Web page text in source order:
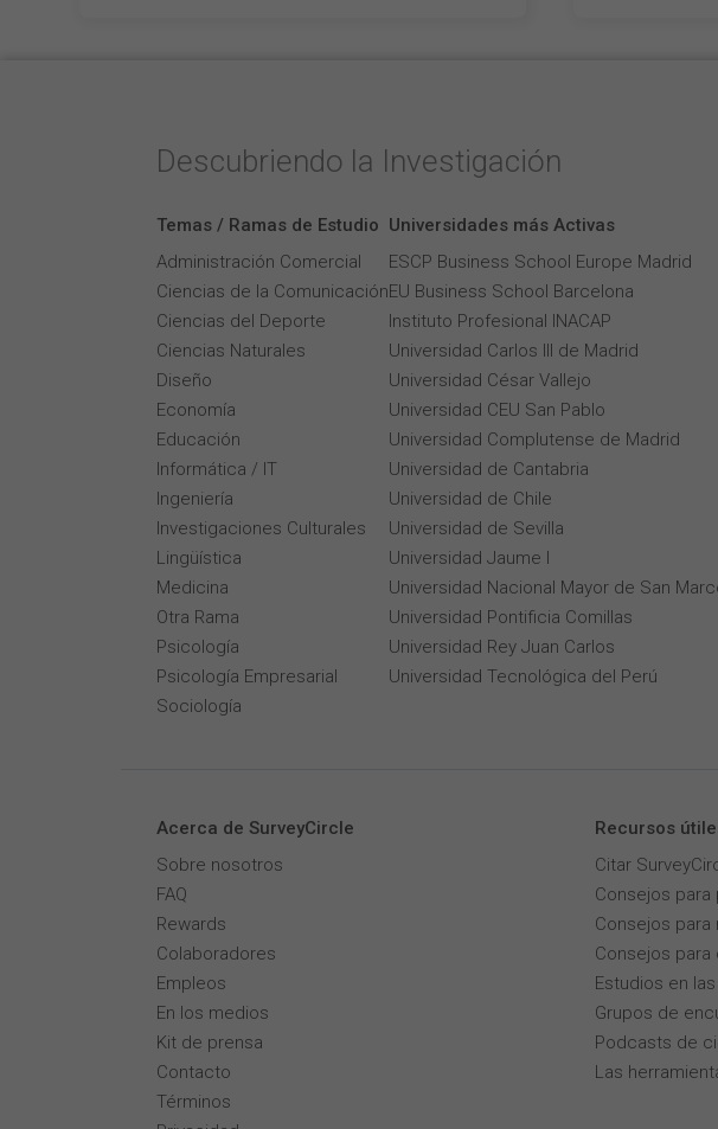
Descubriendo la Investigación
Temas / Ramas de Estudio
Administración Comercial
Ciencias de la Comunicación
Ciencias del Deporte
Ciencias Naturales
Diseño
Economía
Educación
Informática / IT
Ingeniería
Investigaciones Culturales
Lingüística
Medicina
Otra Rama
Psicología
Psicología Empresarial
Sociología
Universidades más Activas
ESCP Business School Europe Madrid
EU Business School Barcelona
Instituto Profesional INACAP
Universidad Carlos III de Madrid
Universidad César Vallejo
Universidad CEU San Pablo
Universidad Complutense de Madrid
Universidad de Cantabria
Universidad de Chile
Universidad de Sevilla
Universidad Jaume I
Universidad Nacional Mayor de San
Universidad Pontificia Comillas
Universidad Rey Juan Carlos
Universidad Tecnológica del Perú
Acerca de SurveyCircle
Sobre nosotros
FAQ
Rewards
Colaboradores
Empleos
En los medios
Kit de prensa
Contacto
Términos
Recursos
Citar
Consejos
Consejos
Consejos para
Estudios en
Grupos de
Podcasts de
Las